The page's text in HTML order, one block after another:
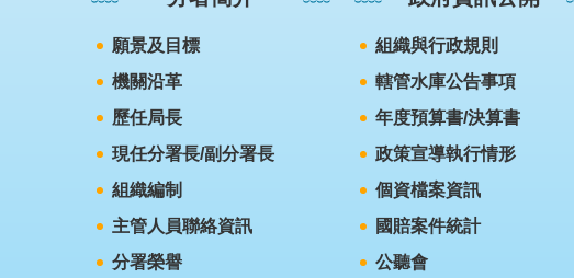
願景及目標
機關沿革
歷任局長
現任分署長/副分署長
組織編制
主管人員聯絡資訊
分署榮譽
組織與行政規則
轄管水庫公告事項
年度預算書/決算書
政策宣導執行情形
個資檔案資訊
國賠案件統計
公聽會